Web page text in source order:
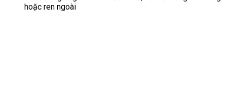
hoặc ren ngoài